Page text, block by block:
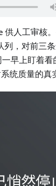
人工审核
，对前三
早上盯着
统质量的真